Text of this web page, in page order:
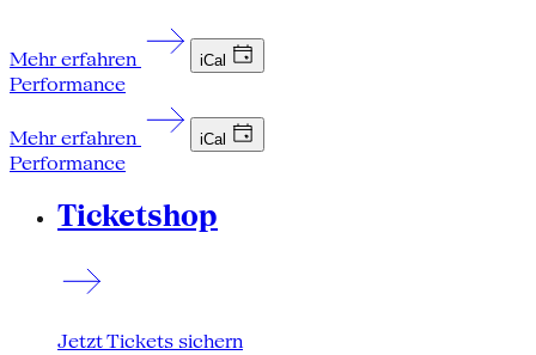
Mehr erfahren iCal
Performance
Mehr erfahren iCal
Performance
Ticketshop
Jetzt Tickets sichern